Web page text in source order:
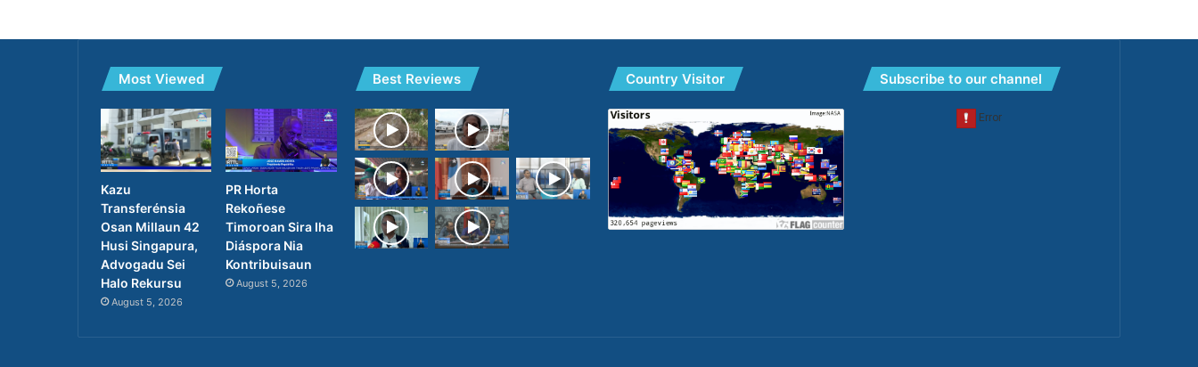
Most Viewed
Kazu
Transferénsia
Osan Millaun 42
Husi Singapura,
Advogadu Sei
Halo Rekursu
August 5, 2026
PR Horta
Rekoñese
Timoroan Sira Iha
Diáspora Nia
Kontribuisaun
August 5, 2026
Best Reviews Country Visitor Subscribe to our channel